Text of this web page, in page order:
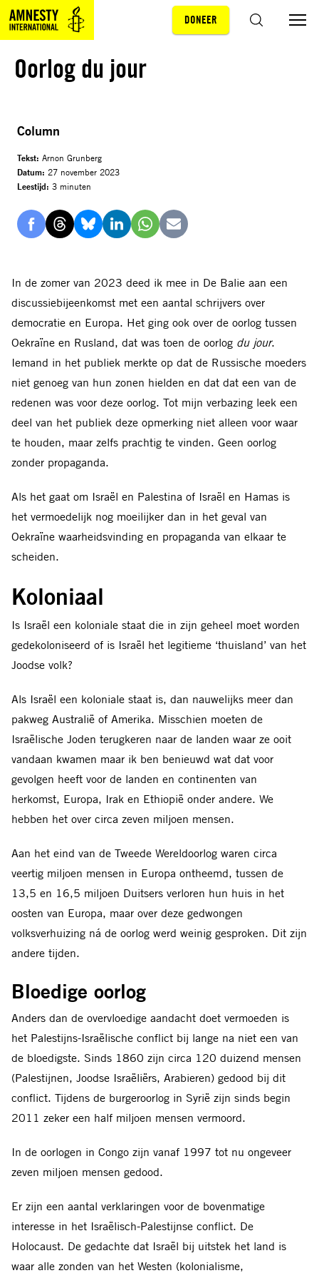
Sla navigatie over
DONEER
© Jitske Schols
Column
Tekst: Arnon Grunberg
Datum: 27 november 2023
Leestijd: 3 minuten
Delen
Facebook
DelenDelen
Bluesky
Delen
LinkedIn
Delen
Whatsapp
Delen
Oorlog du jour
In de zomer van 2023 deed ik mee in De Balie aan een
discussiebijeenkomst met een aantal schrijvers over
democratie en Europa. Het ging ook over de oorlog tussen
Oekraïne en Rusland, dat was toen de oorlog du jour.
Iemand in het publiek merkte op dat de Russische moeders
niet genoeg van hun zonen hielden en dat dat een van de
redenen was voor deze oorlog. Tot mijn verbazing leek een
deel van het publiek deze opmerking niet alleen voor waar
te houden, maar zelfs prachtig te vinden. Geen oorlog
zonder propaganda.
Als het gaat om Israël en Palestina of Israël en Hamas is
het vermoedelijk nog moeilijker dan in het geval van
Oekraïne waarheidsvinding en propaganda van elkaar te
scheiden.
Koloniaal
Is Israël een koloniale staat die in zijn geheel moet worden
gedekoloniseerd of is Israël het legitieme ‘thuisland’ van het
Joodse volk?
Als Israël een koloniale staat is, dan nauwelijks meer dan
pakweg Australië of Amerika. Misschien moeten de
Israëlische Joden terugkeren naar de landen waar ze ooit
vandaan kwamen maar ik ben benieuwd wat dat voor
gevolgen heeft voor de landen en continenten van
herkomst, Europa, Irak en Ethiopië onder andere. We
hebben het over circa zeven miljoen mensen.
Aan het eind van de Tweede Wereldoorlog waren circa
veertig miljoen mensen in Europa ontheemd, tussen de
13,5 en 16,5 miljoen Duitsers verloren hun huis in het
oosten van Europa, maar over deze gedwongen
volksverhuizing ná de oorlog werd weinig gesproken. Dit zijn
andere tijden.
Bloedige oorlog
Anders dan de overvloedige aandacht doet vermoeden is
het Palestijns-Israëlische conflict bij lange na niet een van
de bloedigste. Sinds 1860 zijn circa 120 duizend mensen
(Palestijnen, Joodse Israëliërs, Arabieren) gedood bij dit
conflict. Tijdens de burgeroorlog in Syrië zijn sinds begin
2011 zeker een half miljoen mensen vermoord.
In de oorlogen in Congo zijn vanaf 1997 tot nu ongeveer
zeven miljoen mensen gedood.
Er zijn een aantal verklaringen voor de bovenmatige
interesse in het Israëlisch-Palestijnse conflict. De
Holocaust. De gedachte dat Israël bij uitstek het land is
waar alle zonden van het Westen (kolonialisme,